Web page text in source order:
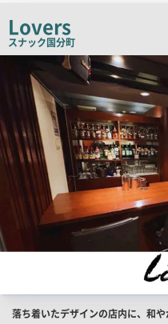
ピ
ー
Lovers
スナック国分町
店
店
落ち着いたデザインの店内に、和